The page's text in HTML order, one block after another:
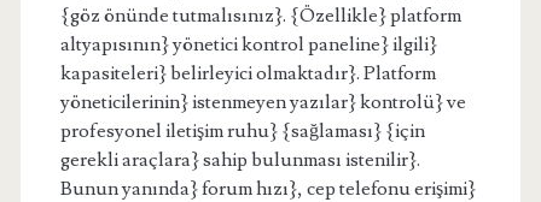
{göz önünde tutmalısınız}. {Özellikle} platform
altyapısının} yönetici kontrol paneline} ilgili}
kapasiteleri} belirleyici olmaktadır}. Platform
yöneticilerinin} istenmeyen yazılar} kontrolü} ve
profesyonel iletişim ruhu} {sağlaması} {için
gerekli araçlara} sahip bulunması istenilir}.
Bunun yanında} forum hızı}, cep telefonu erişimi}